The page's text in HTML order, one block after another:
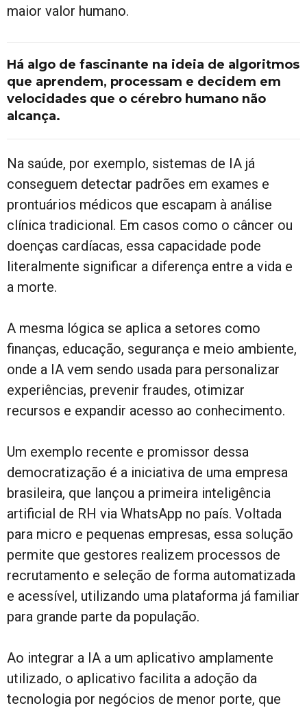
maior valor humano.
Há algo de fascinante na ideia de algoritmos
que aprendem, processam e decidem em
velocidades que o cérebro humano não
alcança.
Na saúde, por exemplo, sistemas de IA já
conseguem detectar padrões em exames e
prontuários médicos que escapam à análise
clínica tradicional. Em casos como o câncer ou
doenças cardíacas, essa capacidade pode
literalmente significar a diferença entre a vida e
a morte.
A mesma lógica se aplica a setores como
finanças, educação, segurança e meio ambiente,
onde a IA vem sendo usada para personalizar
experiências, prevenir fraudes, otimizar
recursos e expandir acesso ao conhecimento.
Um exemplo recente e promissor dessa
democratização é a iniciativa de uma empresa
brasileira, que lançou a primeira inteligência
artificial de RH via WhatsApp no país. Voltada
para micro e pequenas empresas, essa solução
permite que gestores realizem processos de
recrutamento e seleção de forma automatizada
e acessível, utilizando uma plataforma já familiar
para grande parte da população.
Ao integrar a IA a um aplicativo amplamente
utilizado, o aplicativo facilita a adoção da
tecnologia por negócios de menor porte, que